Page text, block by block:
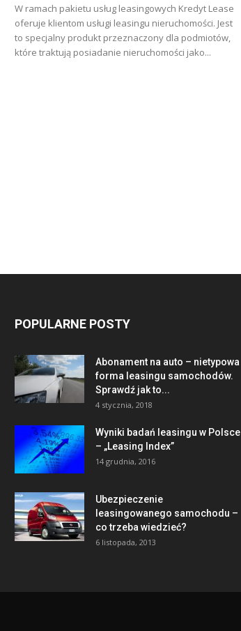
W ramach pakietu usług leasingowych Kredyt Lease
oferuje klientom usługi leasingu nieruchomości. Jest
to specjalny produkt przeznaczony dla podmiotów,
które traktują posiadanie nieruchomości jako...
POPULARNE POSTY
Abonament na auto – nietypowa
forma leasingu samochodów.
Sprawdź jak to...
4 stycznia, 2018
Wyniki badań leasingu w Polsce
– „Leasing Index”
14 grudnia, 2016
Ubezpieczenie
leasingowanego samochodu –
co trzeba wiedzieć?
6 listopada, 2013